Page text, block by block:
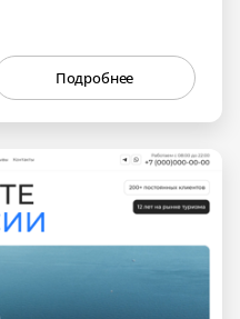
Подробнее